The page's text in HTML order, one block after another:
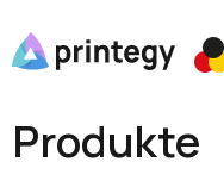
Produkte